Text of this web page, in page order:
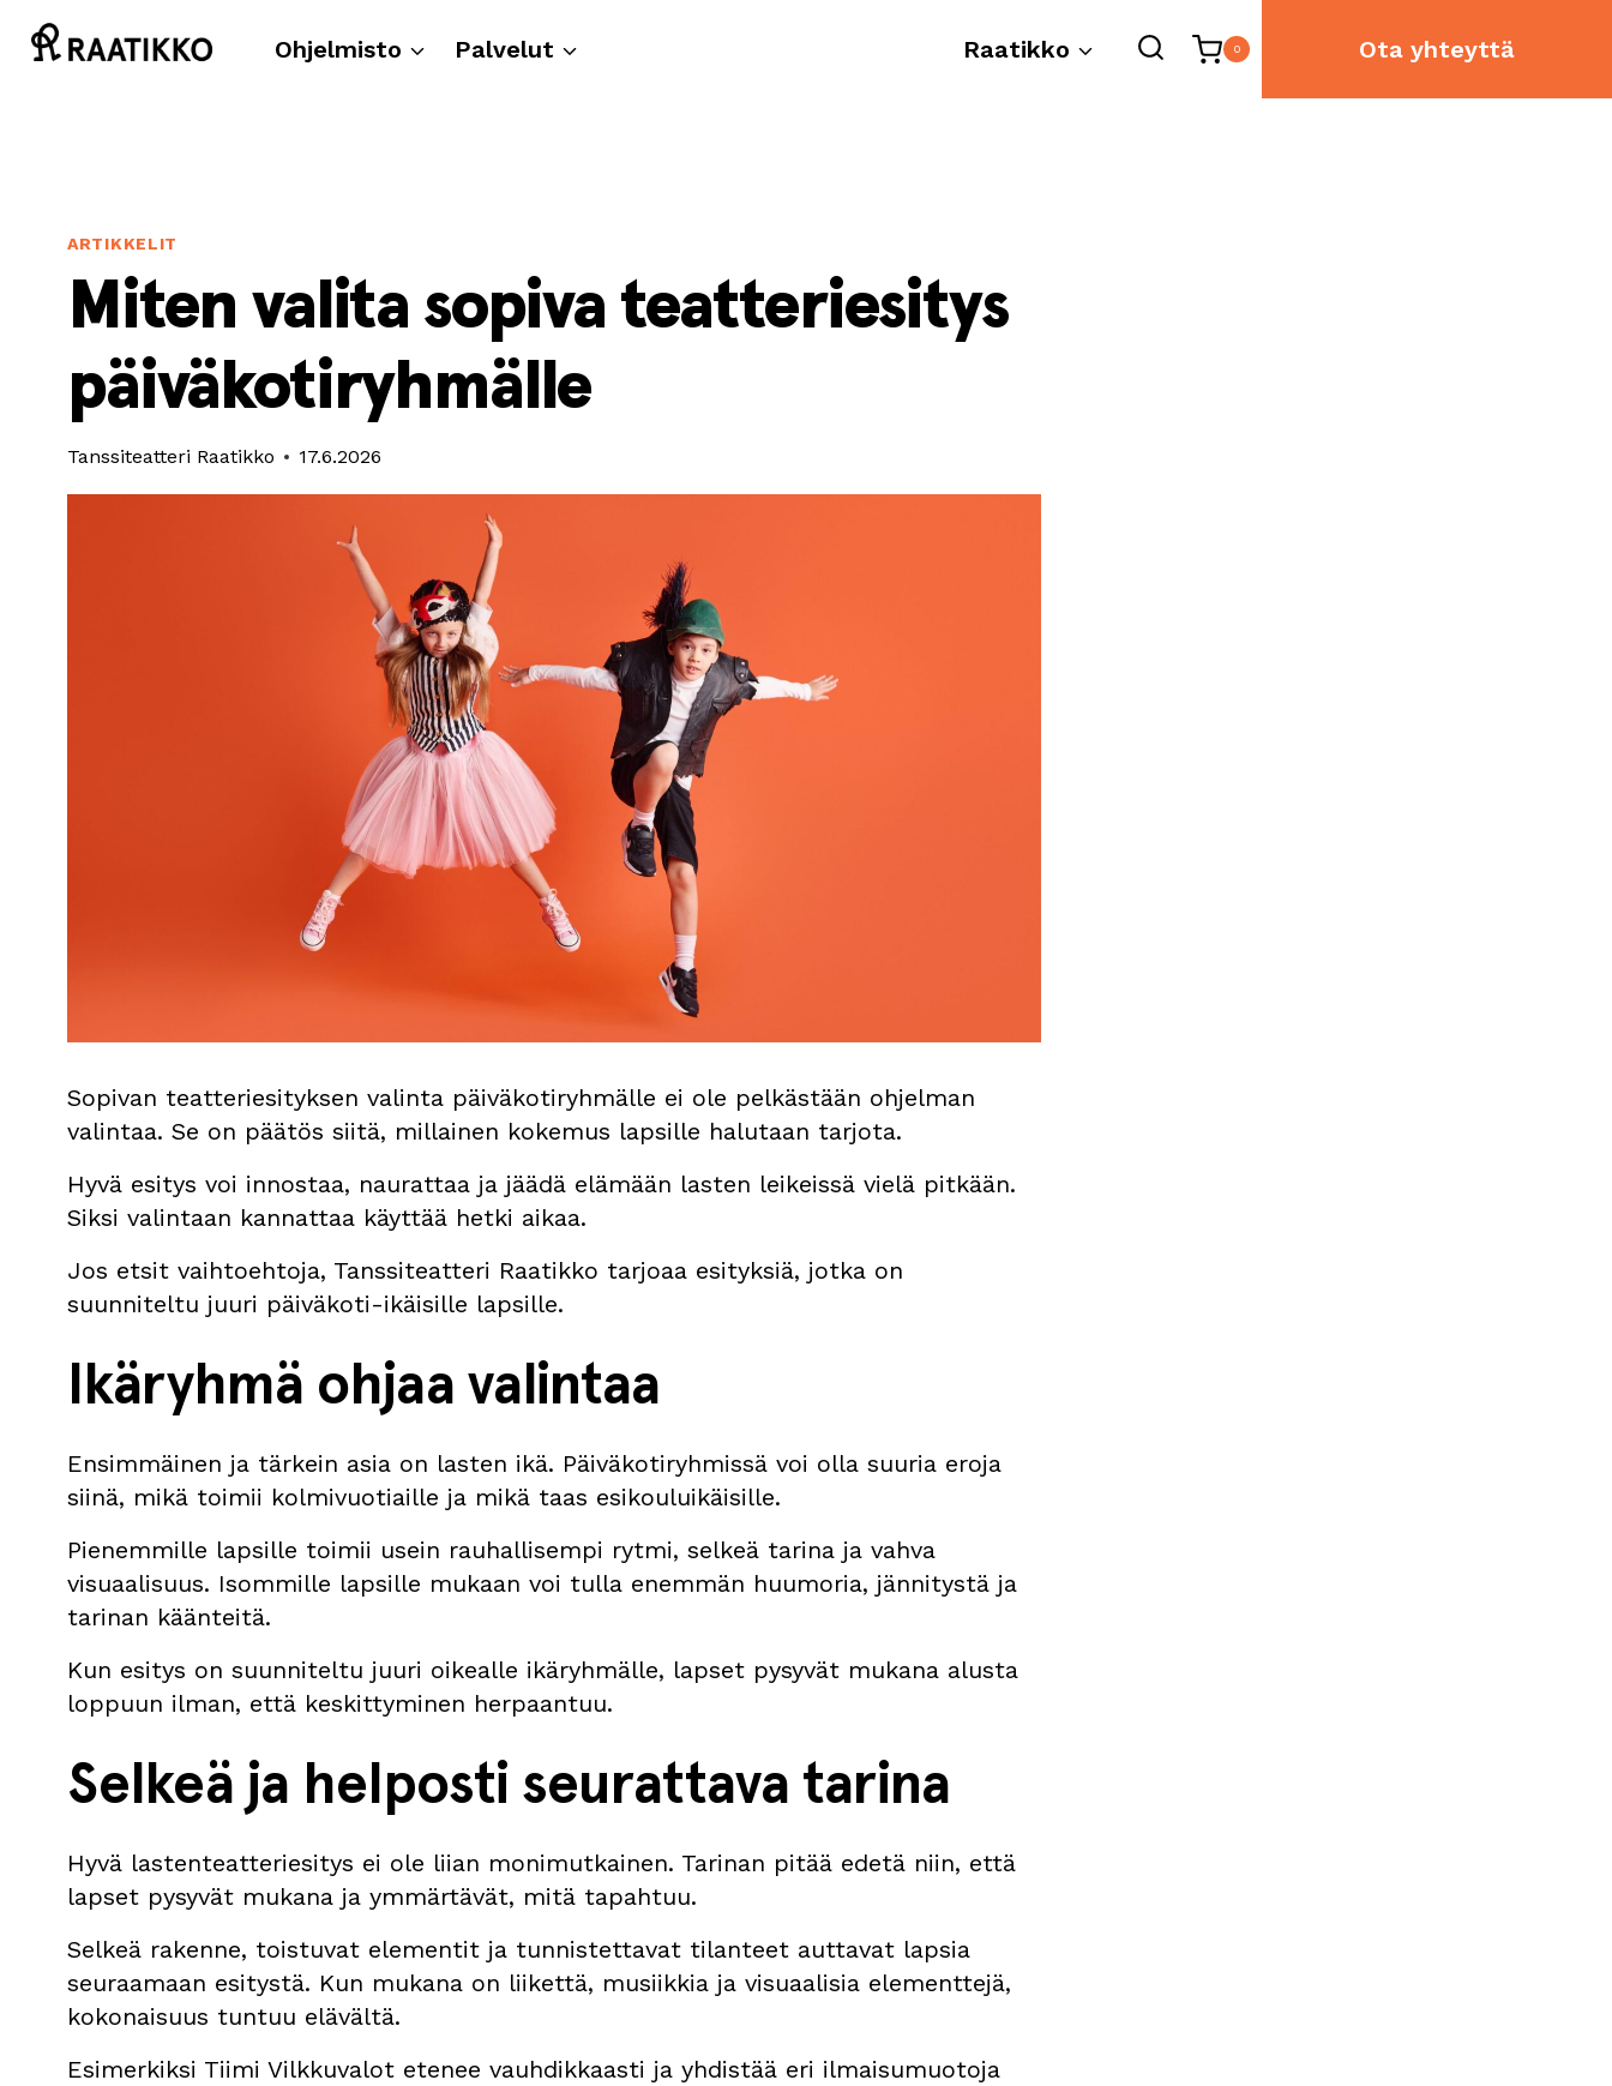
Siirry
sisältöön
Ohjelmisto Palvelut Raatikko 0 Ota yhteyttä
ARTIKKELIT
Miten valita sopiva teatteriesitys
päiväkotiryhmälle
Tanssiteatteri Raatikko 17.6.2026
Sopivan teatteriesityksen valinta päiväkotiryhmälle ei ole pelkästään ohjelman
valintaa. Se on päätös siitä, millainen kokemus lapsille halutaan tarjota.
Hyvä esitys voi innostaa, naurattaa ja jäädä elämään lasten leikeissä vielä pitkään.
Siksi valintaan kannattaa käyttää hetki aikaa.
Jos etsit vaihtoehtoja, Tanssiteatteri Raatikko tarjoaa esityksiä, jotka on
suunniteltu juuri päiväkoti-ikäisille lapsille.
Ikäryhmä ohjaa valintaa
Ensimmäinen ja tärkein asia on lasten ikä. Päiväkotiryhmissä voi olla suuria eroja
siinä, mikä toimii kolmivuotiaille ja mikä taas esikouluikäisille.
Pienemmille lapsille toimii usein rauhallisempi rytmi, selkeä tarina ja vahva
visuaalisuus. Isommille lapsille mukaan voi tulla enemmän huumoria, jännitystä ja
tarinan käänteitä.
Kun esitys on suunniteltu juuri oikealle ikäryhmälle, lapset pysyvät mukana alusta
loppuun ilman, että keskittyminen herpaantuu.
Selkeä ja helposti seurattava tarina
Hyvä lastenteatteriesitys ei ole liian monimutkainen. Tarinan pitää edetä niin, että
lapset pysyvät mukana ja ymmärtävät, mitä tapahtuu.
Selkeä rakenne, toistuvat elementit ja tunnistettavat tilanteet auttavat lapsia
seuraamaan esitystä. Kun mukana on liikettä, musiikkia ja visuaalisia elementtejä,
kokonaisuus tuntuu elävältä.
Esimerkiksi Tiimi Vilkkuvalot etenee vauhdikkaasti ja yhdistää eri ilmaisumuotoja